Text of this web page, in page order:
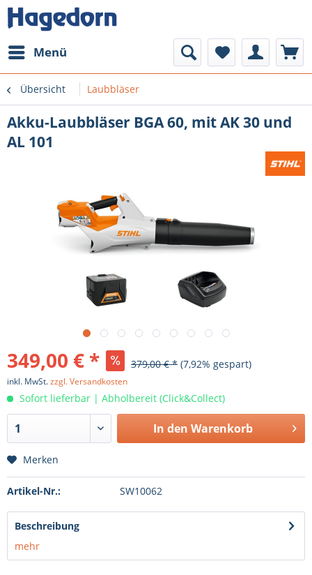
Menü
Übersicht Laubbläser
Akku-Laubbläser BGA 60, mit AK 30 und
AL 101
349,00 € * 379,00 € * (7,92% gespart)
inkl. MwSt.zzgl. Versandkosten
Sofort lieferbar | Abholbereit (Click&Collect)
In den Warenkorb
Merken
Artikel-Nr.: SW10062
Beschreibung
mehr